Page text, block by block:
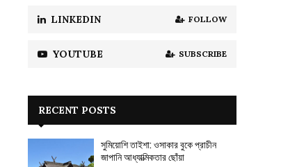
LINKEDIN FOLLOW
YOUTUBE SUBSCRIBE
RECENT POSTS
সুমিয়োশি তাইশা: ওসাকার বুকে প্রাচীন
জাপানি আধ্যাত্মিকতার ছোঁয়া